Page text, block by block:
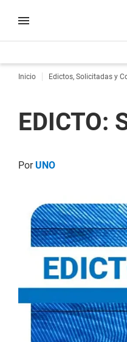
Inicio Edictos, Solicitadas y
EDICTO:
PorUNO